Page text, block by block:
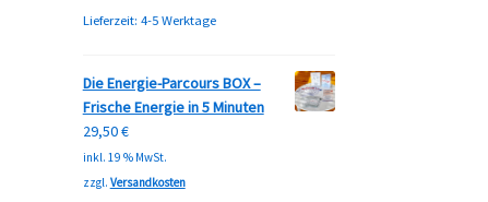
Lieferzeit: 4-5 Werktage
Die Energie-Parcours BOX –
Frische Energie in 5 Minuten
29,50€
inkl. 19 % MwSt.
zzgl. Versandkosten